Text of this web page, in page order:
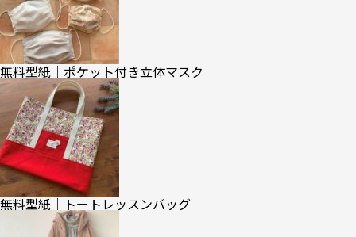
無料型紙｜ポケット付き立体マスク
無料型紙｜トートレッスンバッグ